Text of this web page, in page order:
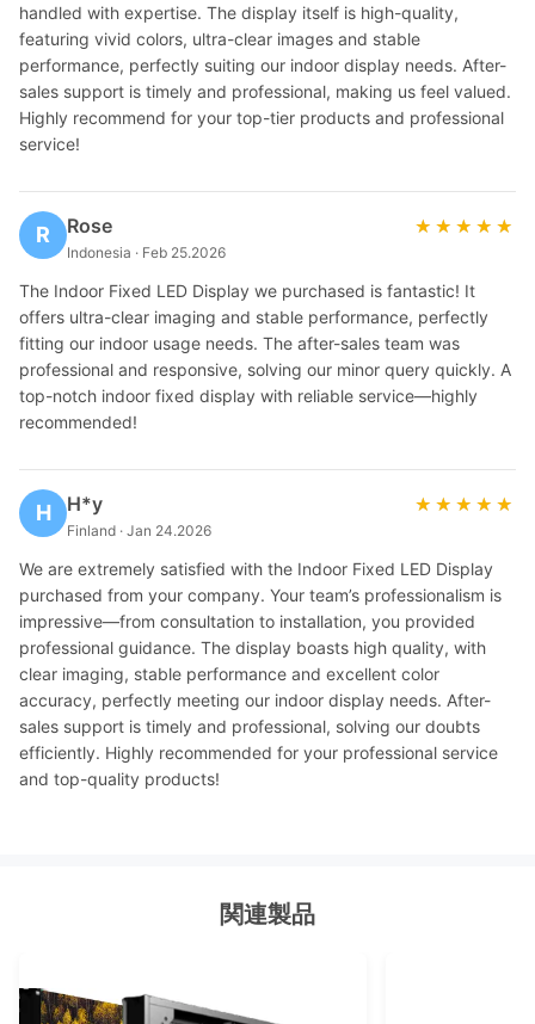
handled with expertise. The display itself is high-quality,
featuring vivid colors, ultra-clear images and stable
performance, perfectly suiting our indoor display needs. After-
sales support is timely and professional, making us feel valued.
Highly recommend for your top-tier products and professional
service!
R Rose
Indonesia · Feb 25.2026
★★★★★
★★★★★
The Indoor Fixed LED Display we purchased is fantastic! It
offers ultra-clear imaging and stable performance, perfectly
fitting our indoor usage needs. The after-sales team was
professional and responsive, solving our minor query quickly. A
top-notch indoor fixed display with reliable service—highly
recommended!
H H*y
Finland · Jan 24.2026
★★★★★
★★★★★
We are extremely satisfied with the Indoor Fixed LED Display
purchased from your company. Your team’s professionalism is
impressive—from consultation to installation, you provided
professional guidance. The display boasts high quality, with
clear imaging, stable performance and excellent color
accuracy, perfectly meeting our indoor display needs. After-
sales support is timely and professional, solving our doubts
efficiently. Highly recommended for your professional service
and top-quality products!
関連製品